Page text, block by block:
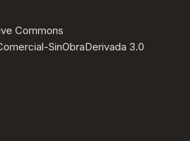
Commons
SinObraDerivada 3.0